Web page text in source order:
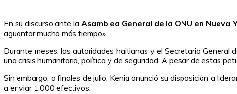
En su discurso ante la Asamblea General de la ONU en Nueva
aguantar mucho más tiempo».
Durante meses, las autoridades haitianas y el Secretario
una crisis humanitaria, política y de seguridad. A pesar de estas
Sin embargo, a finales de julio, Kenia anunció su disposición a
a enviar 1,000 efectivos.